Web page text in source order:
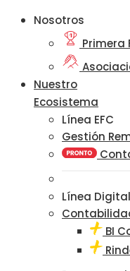
Nosotros
Primera
Nuestro
Ecosistema
Línea EFC
Gestión
Línea Digital
BI